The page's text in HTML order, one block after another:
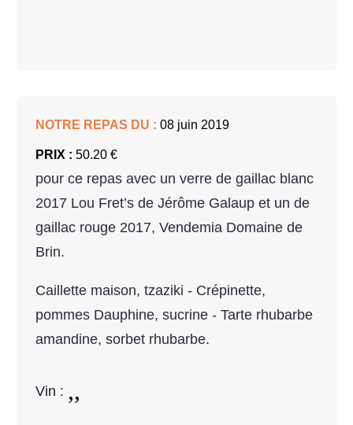
NOTRE REPAS DU : 08 juin 2019
PRIX : 50.20 €
pour ce repas avec un verre de gaillac blanc
2017 Lou Fret’s de Jérôme Galaup et un de
gaillac rouge 2017, Vendemia Domaine de
Brin.
Caillette maison, tzaziki - Crépinette,
pommes Dauphine, sucrine - Tarte rhubarbe
amandine, sorbet rhubarbe.
Vin :